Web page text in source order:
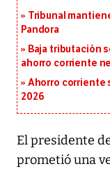
Tribunal
Pandora
Baja tributación
ahorro corriente
Ahorro corriente
2026
El presidente
prometió una